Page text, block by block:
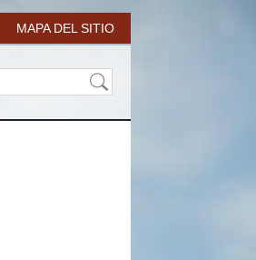
MAPA DEL SITIO